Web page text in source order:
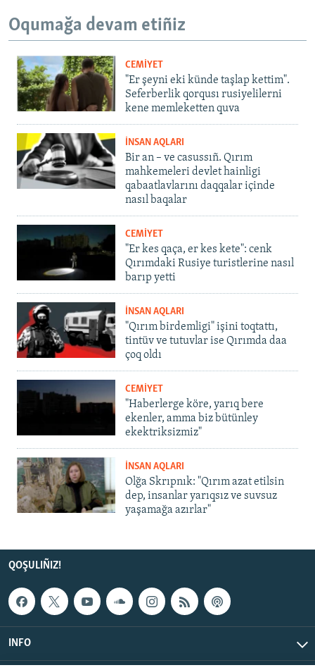
Oqumağa devam etiñiz
CEMİYET
"Er şeyni eki künde taşlap kettim".
Seferberlik qorqusı rusiyelilerni
kene memleketten quva
İNSAN AQLARI
Bir an – ve casussıñ. Qırım
mahkemeleri devlet hainligi
qabaatlavlarını daqqalar içinde
nasıl baqalar
CEMİYET
"Er kes qaça, er kes kete": cenk
Qırımdaki Rusiye turistlerine nasıl
barıp yetti
İNSAN AQLARI
"Qırım birdemligi" işini toqtattı,
tintüv ve tutuvlar ise Qırımda daa
çoq oldı
CEMİYET
"Haberlerge köre, yarıq bere
ekenler, amma biz bütünley
ekektriksizmiz"
İNSAN AQLARI
Olğa Skrıpnık: "Qırım azat etilsin
dep, insanlar yarıqsız ve suvsuz
yaşamağa azırlar"
QOŞULIÑIZ!
INFO